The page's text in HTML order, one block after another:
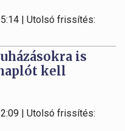
| Utolsó frissítés:
is
kell
| Utolsó frissítés: